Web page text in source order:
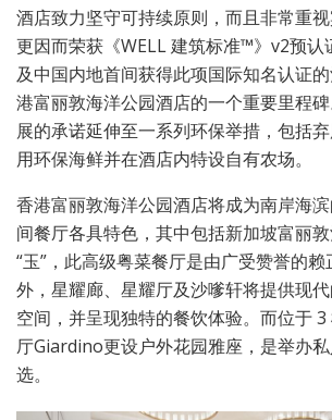
酒店致力坚守可持续原则，而且非常重视
更因而荣获《WELL 建筑标准™》v2预认
及中国内地首间获得此项国际知名认证
港富丽敦海洋公园酒店的一个重要里程
展的承诺延伸至一系列环保举措，包括
用环保海鲜并在酒店内特设自有农场。
香港富丽敦海洋公园酒店将成为南岸海
间餐厅各具特色，其中包括新加坡富丽
“玉”，此高级粤菜餐厅是由广受赞誉的
外，星耀廊、星耀厅及沙嗲轩将提供现
空间，并呈现独特的餐饮体验。而位于
厅Giardino更设户外花园雅座，是举办
选。